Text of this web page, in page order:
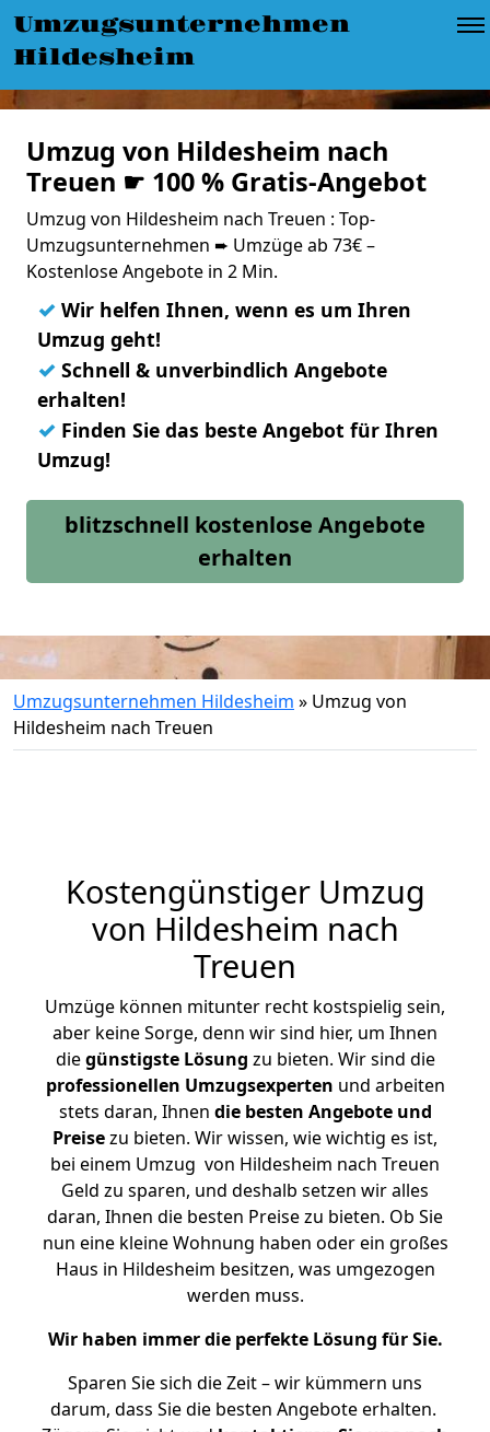
Umzugsunternehmen
Hildesheim
Umzug von Hildesheim nach
Treuen ☛ 100 % Gratis-Angebot
Umzug von Hildesheim nach Treuen : Top-
Umzugsunternehmen ➨ Umzüge ab 73€ –
Kostenlose Angebote in 2 Min.
✓ Wir helfen Ihnen, wenn es um Ihren
Umzug geht!
✓ Schnell & unverbindlich Angebote
erhalten!
✓ Finden Sie das beste Angebot für Ihren
Umzug!
blitzschnell kostenlose Angebote
erhalten
Umzugsunternehmen Hildesheim » Umzug von
Hildesheim nach Treuen
Kostengünstiger Umzug
von Hildesheim nach
Treuen
Umzüge können mitunter recht kostspielig sein,
aber keine Sorge, denn wir sind hier, um Ihnen
diegünstigste Lösung zu bieten. Wir sind die
professionellen Umzugsexperten und arbeiten
stets daran, Ihnen die besten Angebote und
Preisezu bieten. Wir wissen, wie wichtig es ist,
bei einem Umzug von Hildesheim nach Treuen
Geld zu sparen, und deshalb setzen wir alles
daran, Ihnen die besten Preise zu bieten. Ob Sie
nun eine kleine Wohnung haben oder ein großes
Haus in Hildesheim besitzen, was umgezogen
werden muss.
Wir haben immer die perfekte Lösung für Sie.
Sparen Sie sich die Zeit – wir kümmern uns
darum, dass Sie die besten Angebote erhalten.